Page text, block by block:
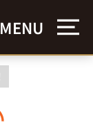
MENU